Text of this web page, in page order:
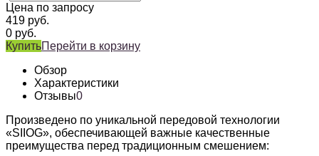
Цена по запросу
419 руб.
0 руб.
КупитьПерейти в корзину
Обзор
Характеристики
Отзывы0
Произведено по уникальной передовой технологии
«SIIOG», обеспечивающей важные качественные
преимущества перед традиционным смешением: